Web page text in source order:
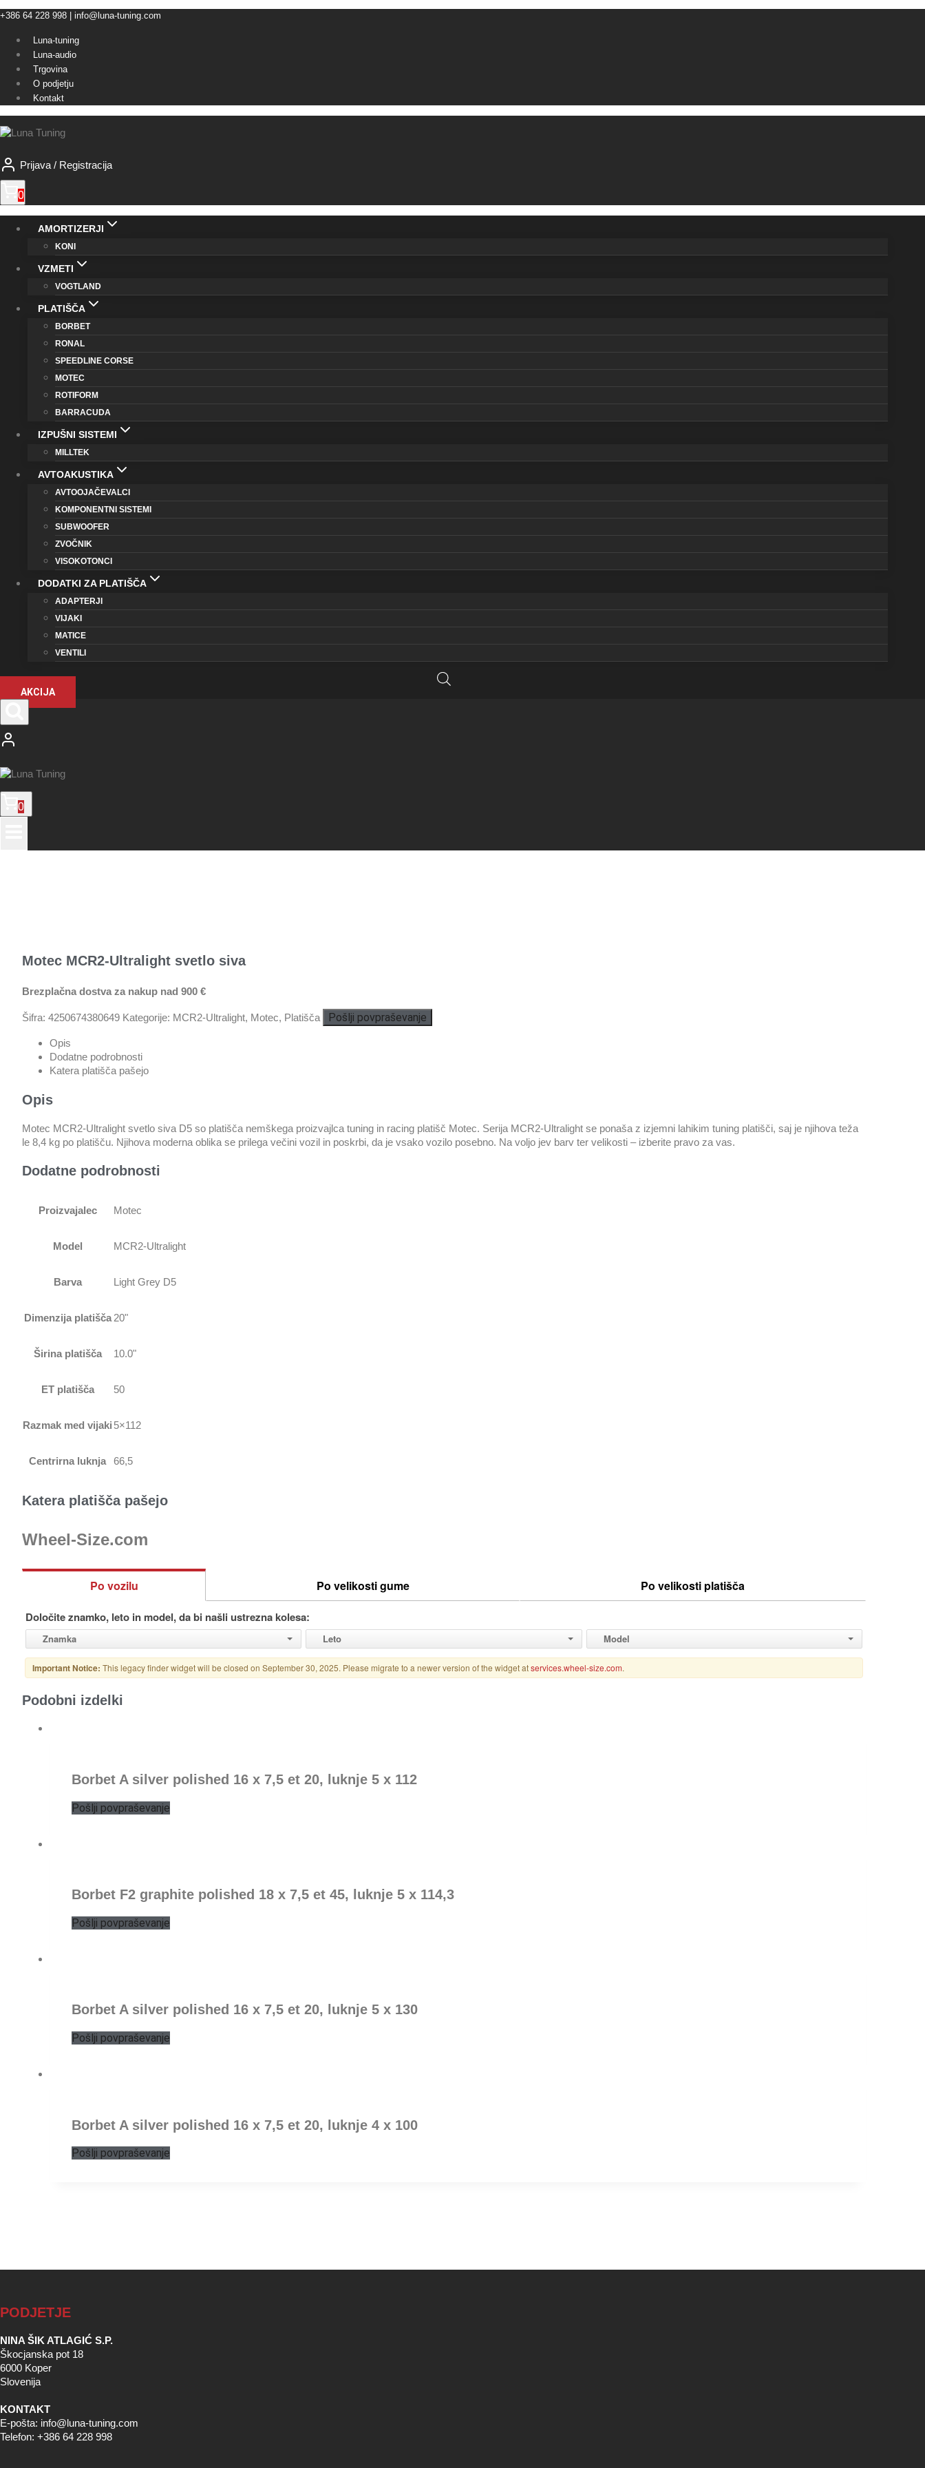
Skip
content
+386 64 228 998 | info@luna-tuning.com
Luna-tuning
Luna-audio
Trgovina
O podjetju
Kontakt
Prijava / Registracija
0
AMORTIZERJI
KONI
VZMETI
VOGTLAND
PLATIŠČA
BORBET
RONAL
SPEEDLINE CORSE
MOTEC
ROTIFORM
BARRACUDA
IZPUŠNI SISTEMI
MILLTEK
AVTOAKUSTIKA
AVTOOJAČEVALCI
KOMPONENTNI SISTEMI
SUBWOOFER
ZVOČNIK
VISOKOTONCI
DODATKI ZA PLATIŠČA
ADAPTERJI
VIJAKI
MATICE
VENTILI
AKCIJA
0
Motec MCR2-Ultralight svetlo siva
Brezplačna dostva za nakup nad 900 €
Šifra: 4250674380649 Kategorije: MCR2-Ultralight, Motec, Platišča Pošlji povpraševanje
Opis
Dodatne podrobnosti
Katera platišča pašejo
Opis
Motec MCR2-Ultralight svetlo siva D5 so platišča nemškega proizvajlca tuning in racing platišč Motec. Serija MCR2-Ultralight se ponaša z izjemni lahikim tuning platišči, saj je njihova teža
le 8,4 kg po platišču. Njihova moderna oblika se prilega večini vozil in poskrbi, da je vsako vozilo posebno. Na voljo jev barv ter velikosti – izberite pravo za vas.
Dodatne podrobnosti
Proizvajalec Motec
Model MCR2-Ultralight
Barva Light Grey D5
Dimenzija platišča 20"
Širina platišča 10.0"
ET platišča 50
Razmak med vijaki 5×112
Centrirna luknja 66,5
Katera platišča pašejo
Wheel-Size.com
Podobni izdelki
Borbet A silver polished 16 x 7,5 et 20, luknje 5 x 112
Pošlji povpraševanje
Borbet F2 graphite polished 18 x 7,5 et 45, luknje 5 x 114,3
Pošlji povpraševanje
Borbet A silver polished 16 x 7,5 et 20, luknje 5 x 130
Pošlji povpraševanje
Borbet A silver polished 16 x 7,5 et 20, luknje 4 x 100
Pošlji povpraševanje
PODJETJE
NINA ŠIK ATLAGIĆ S.P.
Škocjanska pot 18
6000 Koper
Slovenija
KONTAKT
E-pošta: info@luna-tuning.com
Telefon: +386 64 228 998